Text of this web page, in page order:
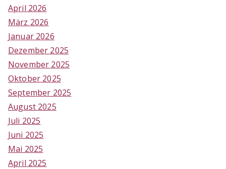
April 2026
März 2026
Januar 2026
Dezember 2025
November 2025
Oktober 2025
September 2025
August 2025
Juli 2025
Juni 2025
Mai 2025
April 2025